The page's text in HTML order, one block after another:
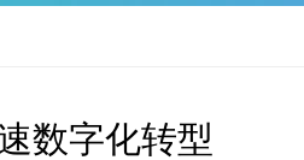
数字化转型